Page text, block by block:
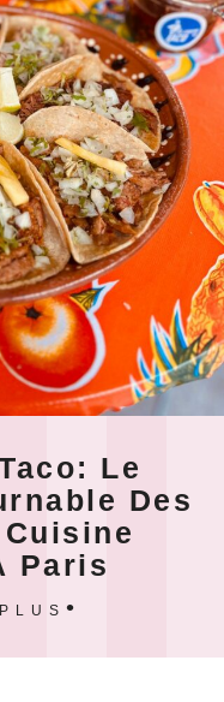
Le
Des
Paris